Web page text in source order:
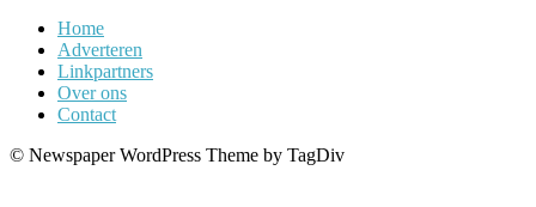
Home
Adverteren
Linkpartners
Over ons
Contact
© Newspaper WordPress Theme by TagDiv